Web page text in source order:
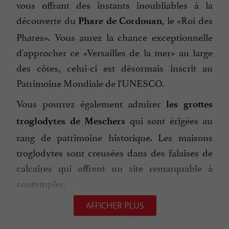
vous offrant des instants inoubliables à la
découverte du Phare de Cordouan, le «Roi des
Phares». Vous aurez la chance exceptionnelle
d'approcher ce «Versailles de la mer» au large
des côtes, celui-ci est désormais inscrit au
Patrimoine Mondiale de l'UNESCO.
Vous pourrez également admirerles grottes
troglodytes de Meschers qui sont érigées au
rang de patrimoine historique. Les maisons
troglodytes sont creusées dans des falaises de
calcaires qui offrent un site remarquable à
contempler.
Les infrastructures de Port Médoc vous
AFFICHER PLUS